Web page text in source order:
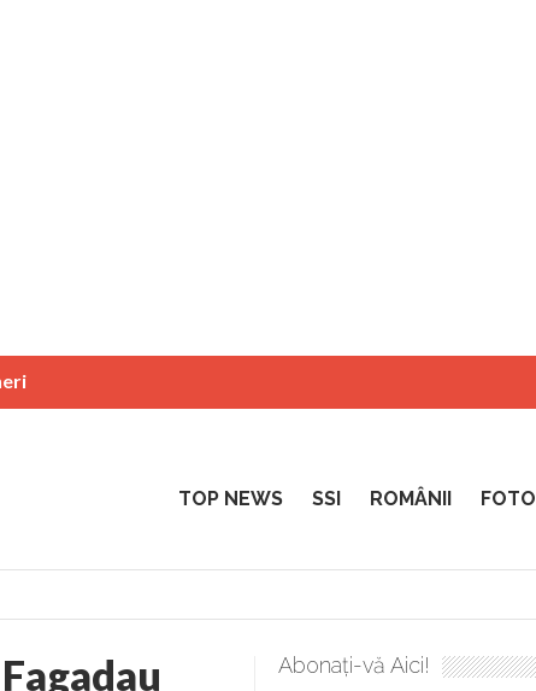
TOP NEWS SSI ROMÂNII
Gând de duminică de Elena Solunca Moise
Abonați-vă Aici!